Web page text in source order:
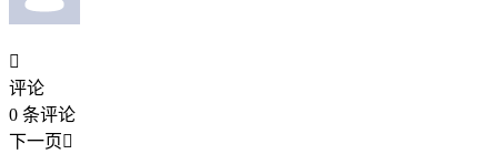

评论
0 条评论
下一页